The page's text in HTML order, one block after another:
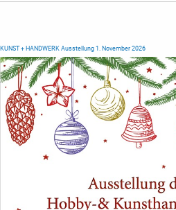
KUNST + HANDWERK Ausstellung 1. November 2026